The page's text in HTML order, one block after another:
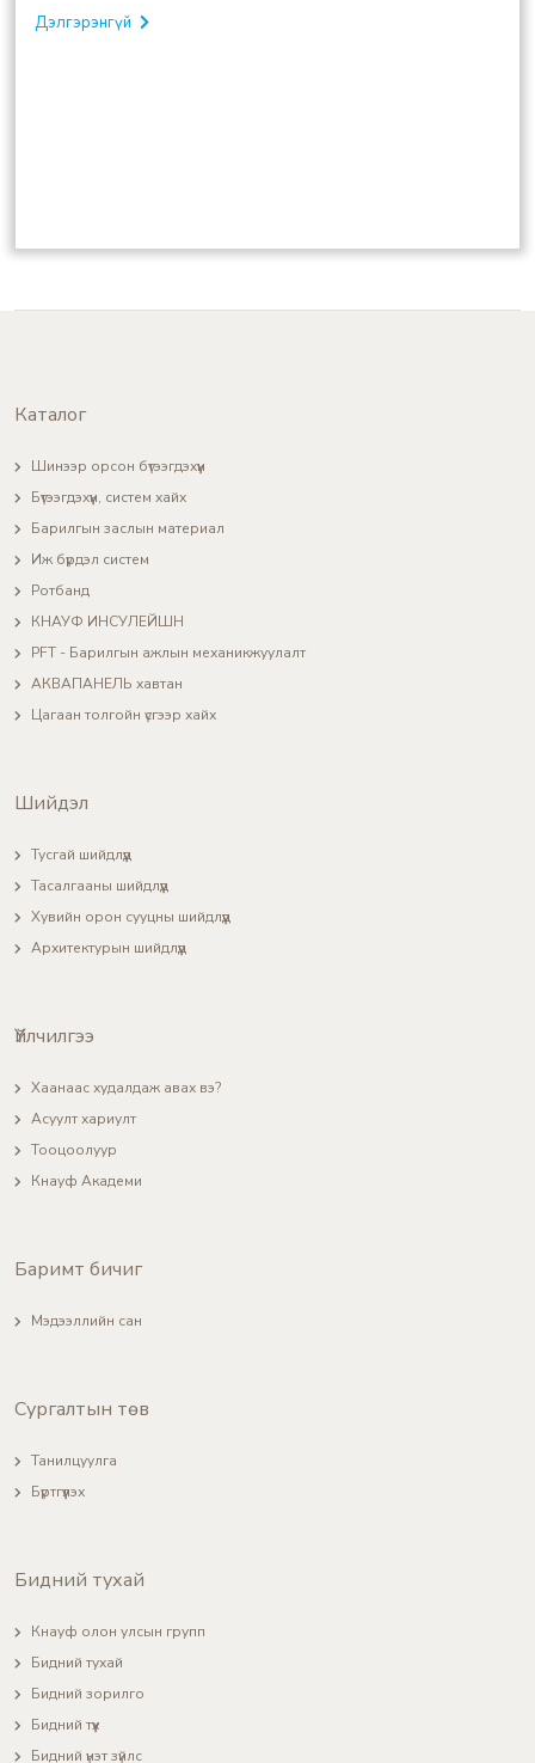
Дэлгэрэнгүй
Каталог
Шинээр орсон бүтээгдэхүүн
Бүтээгдэхүүн, систем хайх
Барилгын заслын материал
Иж бүрдэл систем
Ротбанд
КНАУФ ИНСУЛЕЙШН
PFT - Барилгын ажлын механикжуулалт
АКВАПАНЕЛЬ хавтан
Цагаан толгойн үсгээр хайх
Шийдэл
Тусгай шийдлүүд
Тасалгааны шийдлүүд
Хувийн орон сууцны шийдлүүд
Архитектурын шийдлүүд
Үйлчилгээ
Хаанаас худалдаж авах вэ?
Асуулт хариулт
Тооцоолуур
Кнауф Академи
Баримт бичиг
Мэдээллийн сан
Сургалтын төв
Танилцуулга
Бүртгүүлэх
Бидний тухай
Кнауф олон улсын групп
Бидний тухай
Бидний зорилго
Бидний түүх
Бидний үнэт зүйлс